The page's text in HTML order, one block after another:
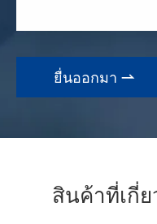

สินค้าที่เกี่